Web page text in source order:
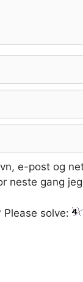
e-post og
neste gang
Please solve: